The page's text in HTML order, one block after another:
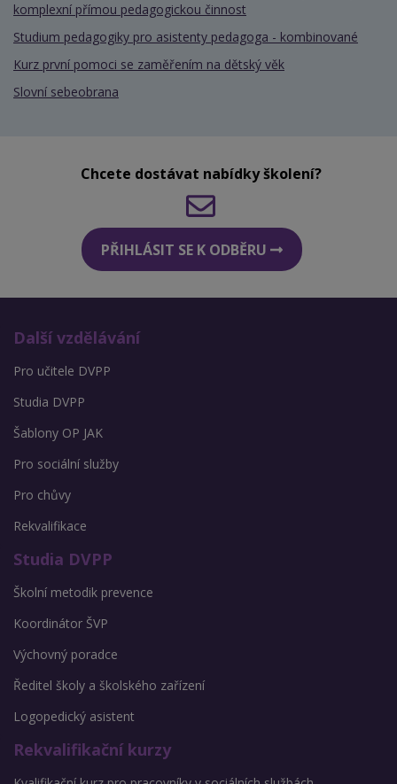
komplexní přímou pedagogickou činnost
Studium pedagogiky pro asistenty pedagoga - kombinované
Kurz první pomoci se zaměřením na dětský věk
Slovní sebeobrana
Chcete dostávat nabídky školení?
PŘIHLÁSIT SE K ODBĚRU
Další vzdělávání
Pro učitele DVPP
Studia DVPP
Šablony OP JAK
Pro sociální služby
Pro chůvy
Rekvalifikace
Studia DVPP
Školní metodik prevence
Koordinátor ŠVP
Výchovný poradce
Ředitel školy a školského zařízení
Logopedický asistent
Rekvalifikační kurzy